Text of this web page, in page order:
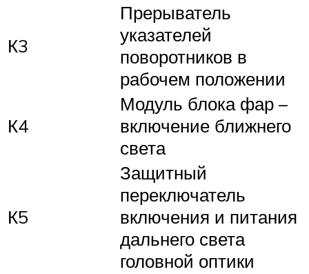
К3
Прерыватель
указателей
поворотников в
рабочем положении
К4
Модуль блока фар –
включение ближнего
света
К5
Защитный
переключатель
включения и питания
дальнего света
головной оптики